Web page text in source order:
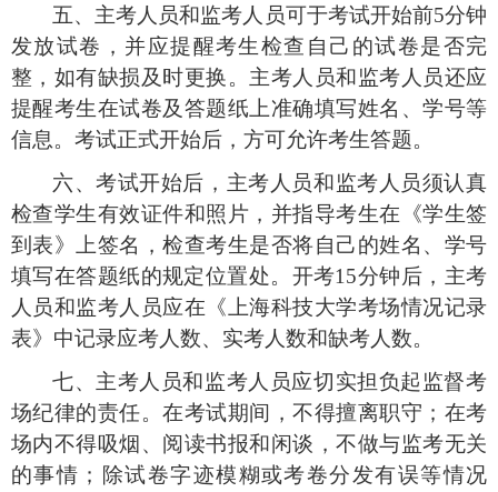
五、主考人员和监考人员可于考试开始前5分钟
发放试卷，并应提醒考生检查自己的试卷是否完
整，如有缺损及时更换。主考人员和监考人员还应
提醒考生在试卷及答题纸上准确填写姓名、学号等
信息。考试正式开始后，方可允许考生答题。
六、考试开始后，主考人员和监考人员须认真
检查学生有效证件和照片，并指导考生在《学生签
到表》上签名，检查考生是否将自己的姓名、学号
填写在答题纸的规定位置处。开考15分钟后，主考
人员和监考人员应在《上海科技大学考场情况记录
表》中记录应考人数、实考人数和缺考人数。
七、主考人员和监考人员应切实担负起监督考
场纪律的责任。在考试期间，不得擅离职守；在考
场内不得吸烟、阅读书报和闲谈，不做与监考无关
的事情；除试卷字迹模糊或考卷分发有误等情况